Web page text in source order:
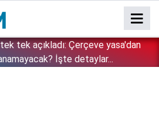
tek açıkladı: Çerçeve yasa'dan
İşte detaylar...